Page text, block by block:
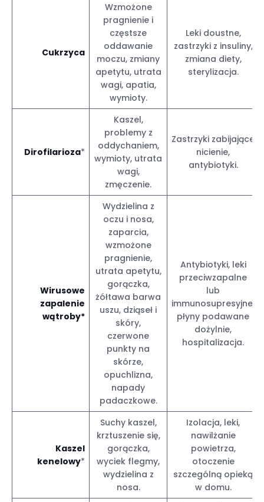
Cukrzyca
Wzmożone
pragnienie i
częstsze
oddawanie
moczu, zmiany
apetytu, utrata
wagi, apatia,
wymioty.
Leki doustne,
zastrzyki z insuliny,
zmiana diety,
sterylizacja.
Dirofilarioza*
Kaszel,
problemy z
oddychaniem,
wymioty, utrata
wagi,
zmęczenie.
Zastrzyki zabijające
nicienie,
antybiotyki.
Wirusowe
zapalenie
wątroby*
Wydzielina z
oczu i nosa,
zaparcia,
wzmożone
pragnienie,
utrata apetytu,
gorączka,
żółtawa barwa
uszu, dziąseł i
skóry,
czerwone
punkty na
skórze,
opuchlizna,
napady
padaczkowe.
Antybiotyki, leki
przeciwzapalne
lub
immunosupresyjne,
płyny podawane
dożylnie,
hospitalizacja.
Kaszel
kenelowy*
Suchy kaszel,
krztuszenie się,
gorączka,
wyciek flegmy,
wydzielina z
nosa.
Izolacja, leki,
nawilżanie
powietrza,
otoczenie
szczególną opieką
w domu.